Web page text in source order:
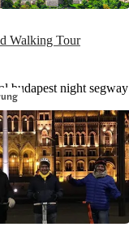
Walking Tour
budapest night segway